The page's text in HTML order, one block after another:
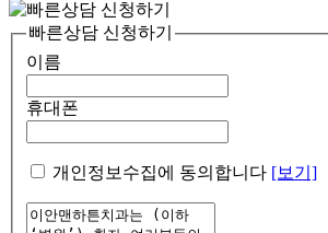
빠른상담 신청하기
이름
휴대폰
개인정보수집에 동의합니다 [보기]